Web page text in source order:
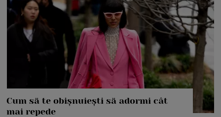
Cum să te obișnuiești să adormi cât
mai repede